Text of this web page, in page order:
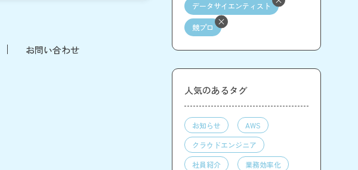
お問い合わせ
データサイエンティスト
競プロ
人気のあるタグ
お知らせ
AWS
クラウドエンジニア
社員紹介
業務効率化